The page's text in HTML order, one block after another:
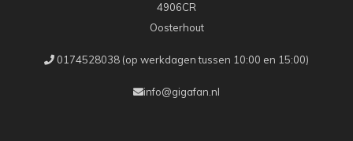
4906CR
Oosterhout
0174528038 (op werkdagen tussen 10:00 en 15:00)
info@gigafan.nl